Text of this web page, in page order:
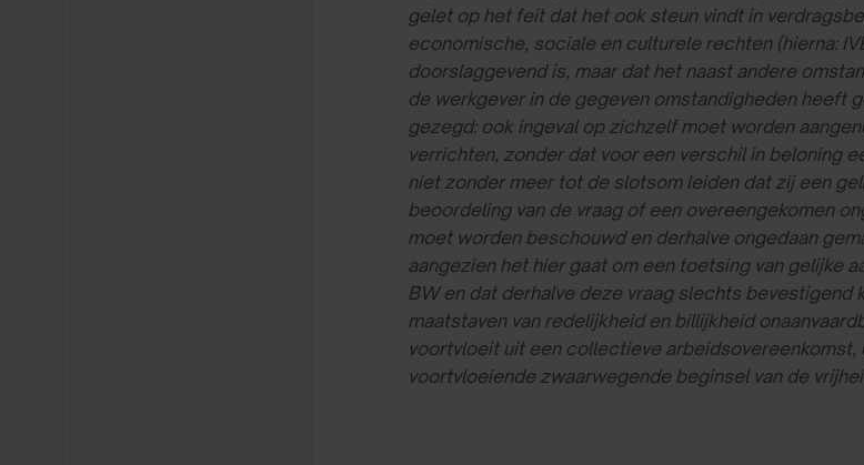
gelet op het feit dat het ook steun vindt in
economische, sociale en culturele rechten (hierna:
doorslaggevend is, maar dat het naast andere
de werkgever in de gegeven omstandigheden heeft
gezegd: ook ingeval op zichzelf moet worden
verrichten, zonder dat voor een verschil in beloning
niet zonder meer tot de slotsom leiden dat zij een
beoordeling van de vraag of een overeengekomen
moet worden beschouwd en derhalve ongedaan
aangezien het hier gaat om een toetsing van gelijke
BW en dat derhalve deze vraag slechts
maatstaven van redelijkheid en billijkheid
voortvloeit uit een collectieve
voortvloeiende zwaarwegende beginsel van de